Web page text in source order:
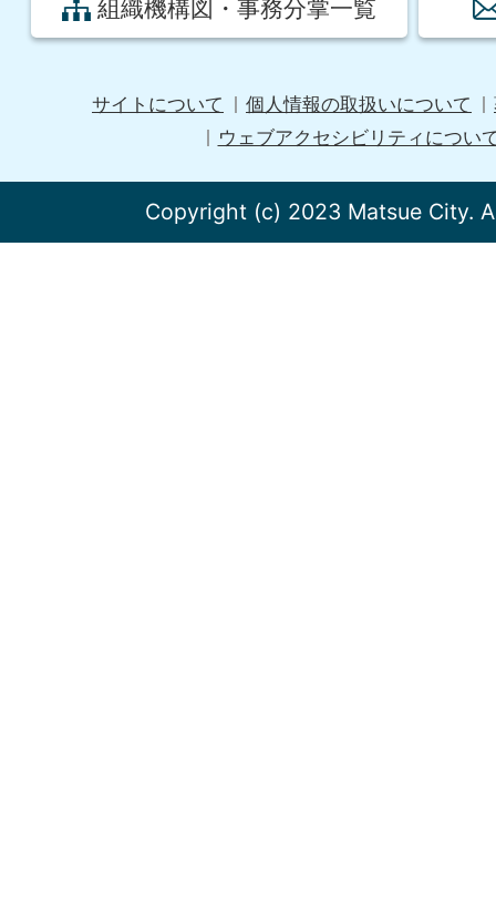
組織機構図・事務分掌一覧
サイトについて 個人情報の取扱いについて
ウェブアクセシビリティについ
Copyright (c) 2023 Matsue City.